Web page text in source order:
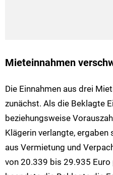
Mieteinnahmen
Die Einnahmen aus drei
zunächst. Als die Beklagte
beziehungsweise
Klägerin verlangte,
aus Vermietung und
von 20.339 bis 29.935 Euro